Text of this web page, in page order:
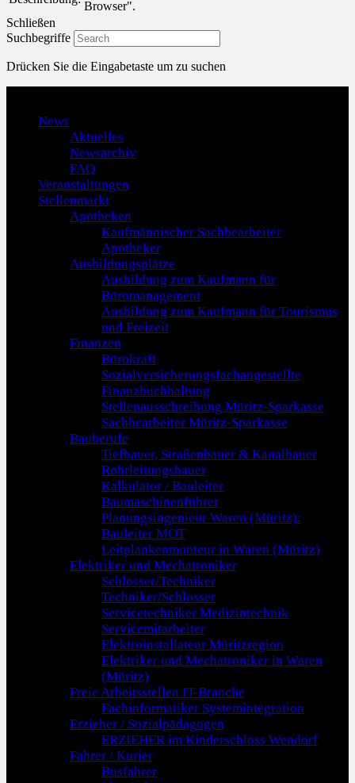
Browser".
Schließen
Suchbegriffe
Drücken Sie die Eingabetaste um zu suchen
News
Aktuelles
Newsarchiv
FAQ
Veranstaltungen
Stellenmarkt
Apotheken
Kaufmännischer Sachbearbeiter
Apotheker
Ausbildungsplätze
Ausbildung zum Kaufmann für
Büromanagement
Ausbildung zum Kaufmann für Tourismus
und Freizeit
Finanzen
Bürokraft
Sozialversicherungsfachangestellte
Finanzbuchhaltung
Stellenausschreibung Müritz-Sparkasse
Sachbearbeiter Müritz-Sparkasse
Bauberufe
Tiefbauer, Straßenbauer & Kanalbauer
Rohrleitungsbauer
Kalkulator / Bauleiter
Baumaschinenführer
Planungsingenieur Waren (Müritz):
Bauleiter MOT
Leitplankenmonteur in Waren (Müritz)
Elektriker und Mechatroniker
Schlosser/Techniker
Techniker/Schlosser
Servicetechniker Medizintechnik
Servicemitarbeiter
Elektroinstallateur Müritzregion
Elektriker und Mechatroniker in Waren
(Müritz)
Freie Arbeitsstellen IT-Branche
Fachinformatiker Systemintegration
Erzieher / Sozialpädagogen
ERZIEHER im Kinderschloss Wendorf
Fahrer / Kurier
Busfahrer